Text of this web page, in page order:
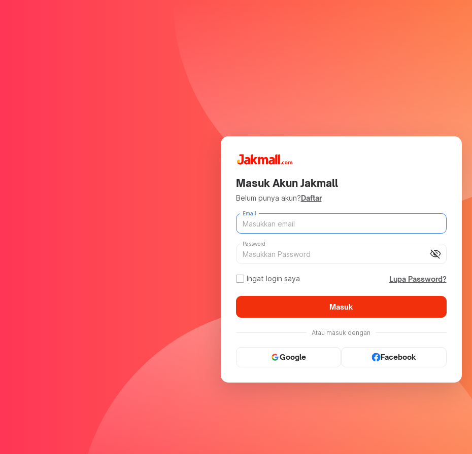
Masuk Akun Jakmall
Belum punya akun?Daftar
Email
visibility_off
Password
Ingat login saya Lupa Password?
Masuk
Atau masuk dengan
Google Facebook